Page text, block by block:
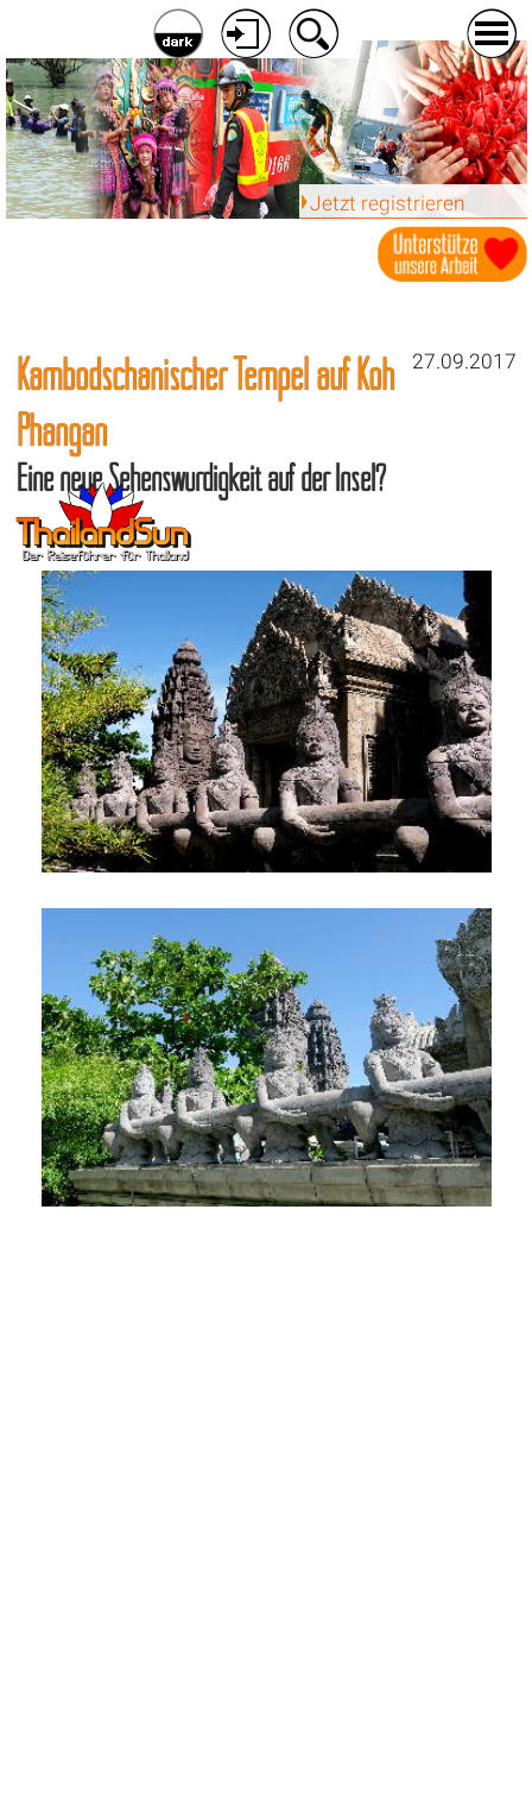
Jetzt registrieren
27.09.2017
Kambodschanischer Tempel auf Koh
Phangan
Eine neue Sehenswürdigkeit auf der Insel?